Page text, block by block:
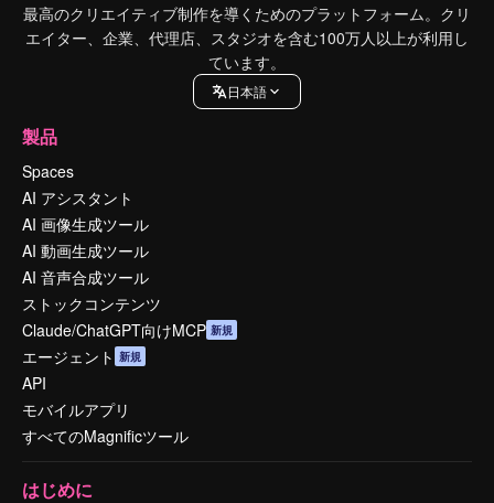
最高のクリエイティブ制作を導くためのプラットフォーム。クリ
エイター、企業、代理店、スタジオを含む100万人以上が利用し
ています。
日本語
製品
Spaces
AI アシスタント
AI 画像生成ツール
AI 動画生成ツール
AI 音声合成ツール
ストックコンテンツ
Claude/ChatGPT向けMCP 新規
エージェント 新規
API
モバイルアプリ
すべてのMagnificツール
はじめに